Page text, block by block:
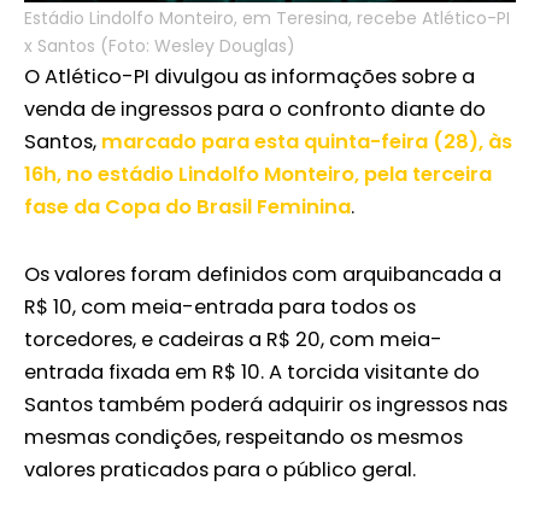
Estádio Lindolfo Monteiro, em Teresina, recebe Atlético-PI
x Santos (Foto: Wesley Douglas)
O Atlético-PI divulgou as informações sobre a
venda de ingressos para o confronto diante do
Santos, marcado para esta quinta-feira (28), às
16h, no estádio Lindolfo Monteiro, pela terceira
fase da Copa do Brasil Feminina.
Os valores foram definidos com arquibancada a
R$ 10, com meia-entrada para todos os
torcedores, e cadeiras a R$ 20, com meia-
entrada fixada em R$ 10. A torcida visitante do
Santos também poderá adquirir os ingressos nas
mesmas condições, respeitando os mesmos
valores praticados para o público geral.